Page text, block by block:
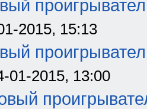
2015, 15:13
01-2015, 13:00